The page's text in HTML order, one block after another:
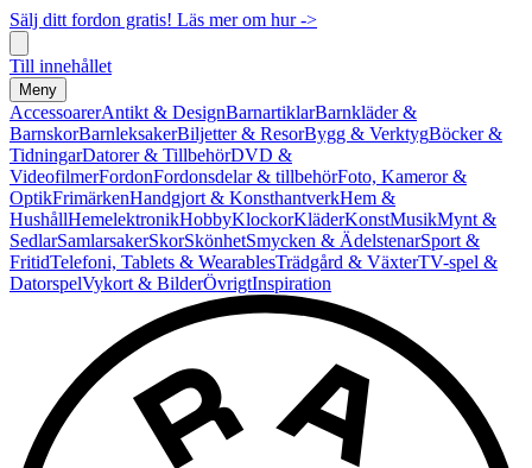
Sälj ditt fordon gratis! Läs mer om hur ->
Till innehållet
Meny
AccessoarerAntikt & DesignBarnartiklarBarnkläder &
BarnskorBarnleksakerBiljetter & ResorBygg & VerktygBöcker &
TidningarDatorer & TillbehörDVD &
VideofilmerFordonFordonsdelar & tillbehörFoto, Kameror &
OptikFrimärkenHandgjort & KonsthantverkHem &
HushållHemelektronikHobbyKlockorKläderKonstMusikMynt &
SedlarSamlarsakerSkorSkönhetSmycken & ÄdelstenarSport &
FritidTelefoni, Tablets & WearablesTrädgård & VäxterTV-spel &
DatorspelVykort & BilderÖvrigtInspiration